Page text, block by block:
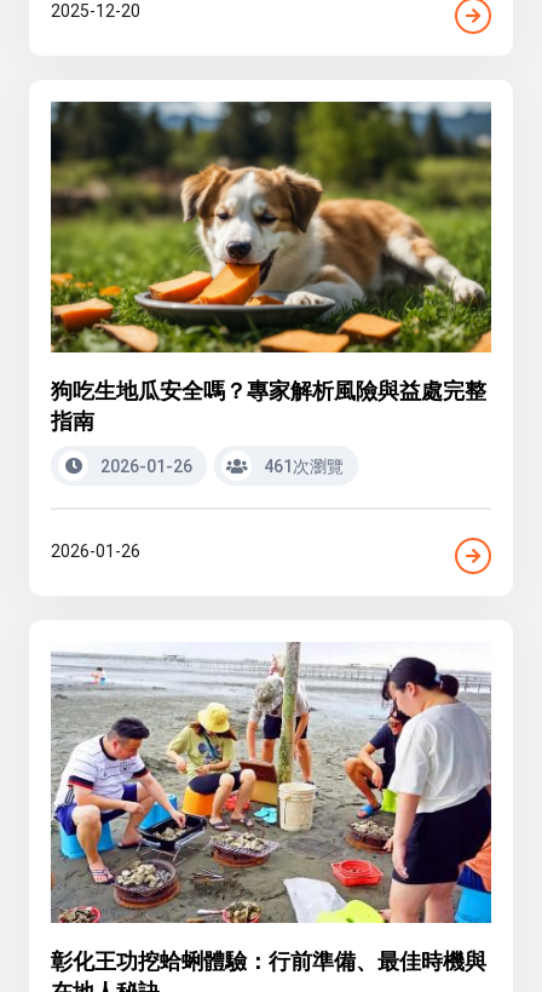
2025-12-20
狗吃生地瓜安全嗎？專家解析風險與益處完整
指南
2026-01-26 461次瀏覽
2026-01-26
彰化王功挖蛤蜊體驗：行前準備、最佳時機與